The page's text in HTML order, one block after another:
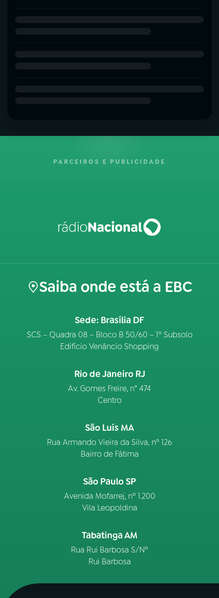
PARCEIROS E PUBLICIDADE
Saiba onde está a EBC
Sede: Brasília DF
SCS – Quadra 08 – Bloco B 50/60 – 1º Subsolo
Edifício Venâncio Shopping
Rio de Janeiro RJ
Av. Gomes Freire, n° 474
Centro
São Luís MA
Rua Armando Vieira da Silva, nº 126
Bairro de Fátima
São Paulo SP
Avenida Mofarrej, nº 1.200
Vila Leopoldina
Tabatinga AM
Rua Rui Barbosa S/Nº
Rui Barbosa